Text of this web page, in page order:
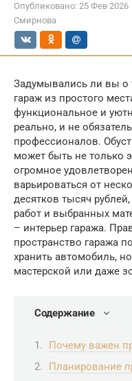
Опубликовано: 25 Фев 2026
Смирнова
Задумывались ли вы о
гараж из простого
функциональное и
реально, и не
профессионалов.
может быть не только
огромное
варьироваться от
десятков тысяч
работ и выбранных
– интерьер гаража.
пространство гаража
хранить автомобиль,
мастерской или даже
Содержание
Почему важен
Планирование